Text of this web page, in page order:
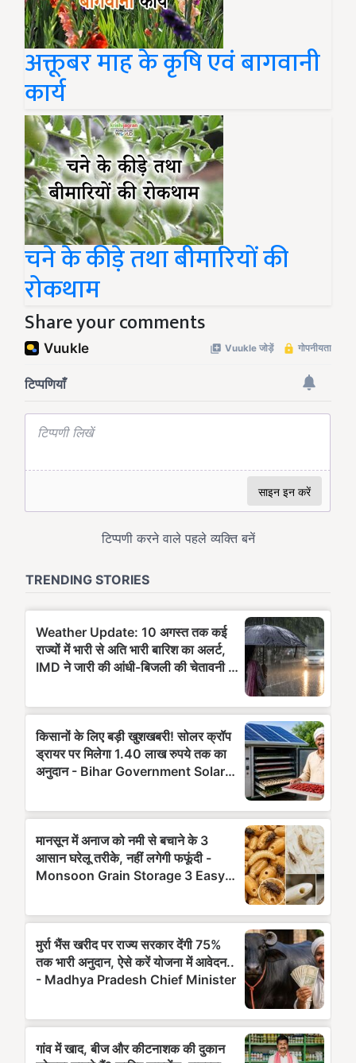
अक्तूबर माह के कृषि एवं बागवानी
कार्य
चने के कीड़े तथा बीमारियों की
रोकथाम
Share your comments